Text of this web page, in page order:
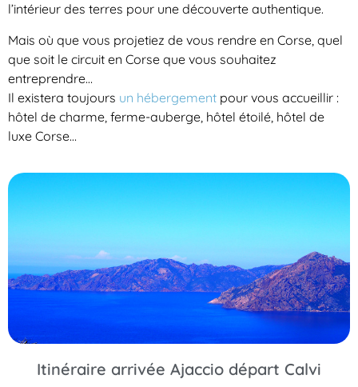
l’intérieur des terres pour une découverte authentique.
Mais où que vous projetiez de vous rendre en Corse, quel
que soit le circuit en Corse que vous souhaitez
entreprendre…
Il existera toujours un hébergement pour vous accueillir :
hôtel de charme, ferme-auberge, hôtel étoilé, hôtel de
luxe Corse…
Itinéraire arrivée Ajaccio départ Calvi